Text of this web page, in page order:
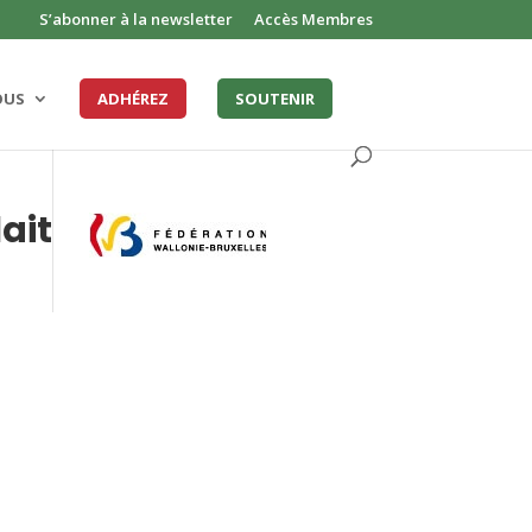
S’abonner à la newsletter Accès Membres
ADHÉREZ SOUTENIR